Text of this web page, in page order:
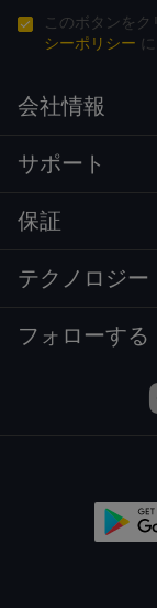
このボタンを
シーポリシー
会社情報
サポート
保証
テクノロジー
フォローする